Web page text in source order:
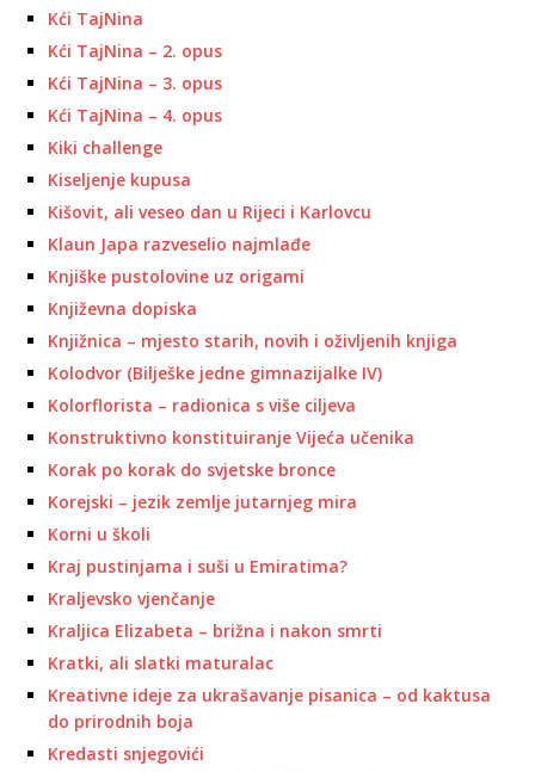
Kći TajNina
Kći TajNina – 2. opus
Kći TajNina – 3. opus
Kći TajNina – 4. opus
Kiki challenge
Kiseljenje kupusa
Kišovit, ali veseo dan u Rijeci i Karlovcu
Klaun Japa razveselio najmlađe
Knjiške pustolovine uz origami
Književna dopiska
Knjižnica – mjesto starih, novih i oživljenih knjiga
Kolodvor (Bilješke jedne gimnazijalke IV)
Kolorflorista – radionica s više ciljeva
Konstruktivno konstituiranje Vijeća učenika
Korak po korak do svjetske bronce
Korejski – jezik zemlje jutarnjeg mira
Korni u školi
Kraj pustinjama i suši u Emiratima?
Kraljevsko vjenčanje
Kraljica Elizabeta – brižna i nakon smrti
Kratki, ali slatki maturalac
Kreativne ideje za ukrašavanje pisanica – od kaktusa
do prirodnih boja
Kredasti snjegovići